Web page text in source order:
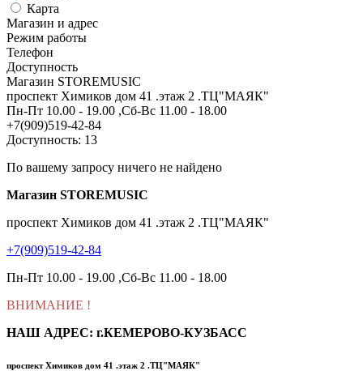
Карта
Магазин и адрес
Режим работы
Телефон
Доступность
Магазин STOREMUSIC
проспект Химиков дом 41 .этаж 2 .ТЦ"МАЯК"
Пн-Пт 10.00 - 19.00 ,Сб-Вс 11.00 - 18.00
+7(909)519-42-84
Доступность: 13
По вашему запросу ничего не найдено
Магазин STOREMUSIC
проспект Химиков дом 41 .этаж 2 .ТЦ"МАЯК"
+7(909)519-42-84
Пн-Пт 10.00 - 19.00 ,Сб-Вс 11.00 - 18.00
ВНИМАНИЕ !
НАШ АДРЕС: г.КЕМЕРОВО-КУЗБАСС
проспект Химиков дом 41 .этаж 2 .ТЦ"МАЯК"